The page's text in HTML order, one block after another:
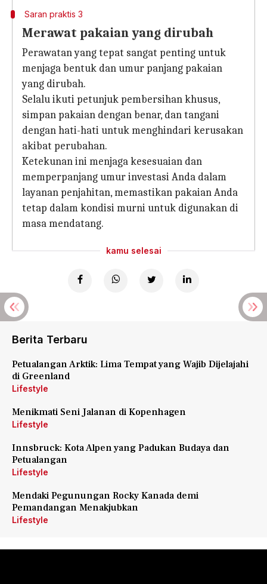
Saran praktis 3
Merawat pakaian yang dirubah
Perawatan yang tepat sangat penting untuk
menjaga bentuk dan umur panjang pakaian
yang dirubah.
Selalu ikuti petunjuk pembersihan khusus,
simpan pakaian dengan benar, dan tangani
dengan hati-hati untuk menghindari kerusakan
akibat perubahan.
Ketekunan ini menjaga kesesuaian dan
memperpanjang umur investasi Anda dalam
layanan penjahitan, memastikan pakaian Anda
tetap dalam kondisi murni untuk digunakan di
masa mendatang.
kamu selesai
Berita Terbaru
Petualangan Arktik: Lima Tempat yang Wajib Dijelajahi
di Greenland
Lifestyle
Menikmati Seni Jalanan di Kopenhagen
Lifestyle
Innsbruck: Kota Alpen yang Padukan Budaya dan
Petualangan
Lifestyle
Mendaki Pegunungan Rocky Kanada demi
Pemandangan Menakjubkan
Lifestyle